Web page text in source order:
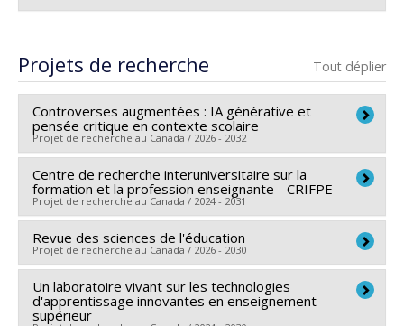
Cycle :Maîtrise
Lien vers le document dans Papyrus
Clara Leduc-Guénette
Daniel Côté
Étudiants au doctorat (en cours) :
René Salem
Émile Caron
Catherine Dery
Matthew Gauthier
Thierry Desjardins
Christine Desrochers
Projets de recherche Tout déplier
Controverses augmentées : IA générative et
pensée critique en contexte scolaire
Projet de recherche au Canada / 2026 - 2032
Chercheur principal : Marc André Éthier
Co-chercheurs : Alexandre Lanoix,Normand Roy
Kevin Péloquin,David Lefrançois,Florent Michelot,
Catherine Malboeuf-Hurtubise
Sources de financement :CRSH/Conseil de recherches
en sciences humaines du Canada
Programmes de subvention :PVXXXXXX-Subvention
Centre de recherche interuniversitaire sur la
formation et la profession enseignante - CRIFPE
Projet de recherche au Canada / 2024 - 2031
Chercheur principal : Marc André Éthier
Co-chercheurs : Annie Malo,Joëlle Morrissette,
Martial Dembélé,Marie Thériault,Bruno Poellhuber,
Cecilia Borges,Francisco A. Loiola,Marie-Odile
Revue des sciences de l'éducation
Projet de recherche au Canada / 2026 - 2030
Chercheur principal : Marc André Éthier
Sources de financement :CRSH/Conseil de recherches
Un laboratoire vivant sur les technologies
d'apprentissage innovantes en enseignement
supérieur